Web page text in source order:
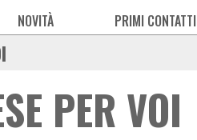
NOVITÀ PRIMI CONTATTI
PER VOI